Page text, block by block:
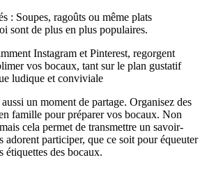
: Soupes, ragoûts ou même plats
sont de plus en plus populaires.
Instagram et Pinterest, regorgent
vos bocaux, tant sur le plan gustatif
ludique et conviviale
un moment de partage. Organisez des
famille pour préparer vos bocaux. Non
cela permet de transmettre un savoir-
adorent participer, que ce soit pour équeuter
étiquettes des bocaux.